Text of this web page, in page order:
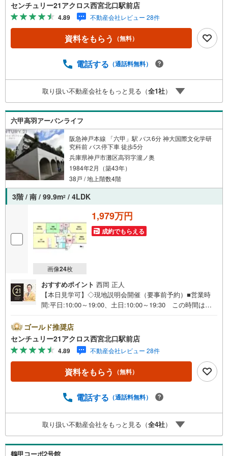
21アクロスグループの3つの特徴○■センチュリー21グルー
プで28年連続No.1（1997年～2024年兵庫地区仲介実績）
西宮・尼崎・伊丹・宝塚にて8店舗展開中。阪神間での購入
や売却は当店にお任せ下さい■お客様駐車場、キッズスペー
でのお越しも大歓迎です。 お子様連れでもご安心くださ
始め多数物件を取り扱っています。Yahoo！不動産に掲載
しきれない物件もご紹介できます。お気軽にお問合せくだ
さい。弊社ホームページへは「C21アクロス」で検索！
センチュリー21アクロス西宮北口駅前店
4.89 不動産会社レビュー 28件
資料をもらう （無料）
電話する （通話料無料）
取り扱い不動産会社をもっと見る（全1社）
六甲高羽アーバンライフ
阪急神戸本線 「六甲」駅 バス6分 神大国際文化学研
究科前 バス停下車 徒歩5分
兵庫県神戸市灘区高羽字瀧ノ奥
1984年2月（築43年）
38戸 / 地上階数4階
3階 / 南 / 99.9m2 / 4LDK
画像24枚
1,979万円
成約でもらえる
おすすめポイント 西岡 正人
【本日見学可】◇現地説明会開催（要事前予約）■営業時
間:平日:10:00～19:00、土日:10:00～19:30 この時間はお
飼育可マンションです。灘山手の緑豊かな住宅街に立地。
オール電化、温水洗浄便座、シャワー付き洗面化粧台等設
備も充実。南向きバルコニー付きで南北両面にもバルコニ
ーがあり、陽当たり通風良好○センチュリー21アクロスグ
ループの3つの特徴○■センチュリー21グループで28年連続N
o.1（1997年～2024年兵庫地区仲介実績） 西宮・尼崎・
にお任せ下さい■お客様駐車場、キッズスペースがございま
物件多数ございます。 地域密着の当店では2000万円台の
新築戸建や、1000万円台の中古マンションを始め多数物件
を取り扱っています。Yahoo！不動産に掲載しきれない物
ゴールド推奨店
センチュリー21アクロス西宮北口駅前店
4.89 不動産会社レビュー 28件
資料をもらう （無料）
電話する （通話料無料）
取り扱い不動産会社をもっと見る（全4社）
鶴甲コーポ2号館